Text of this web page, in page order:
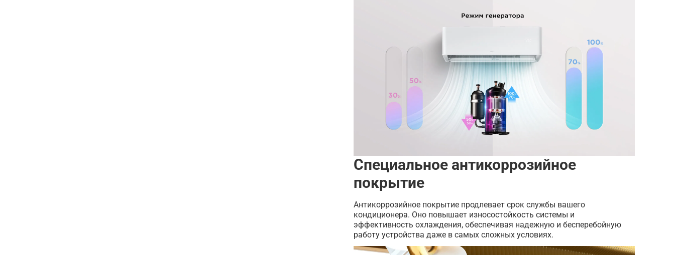
Специальное антикоррозийное
покрытие
Антикоррозийное покрытие продлевает срок службы вашего
кондиционера. Оно повышает износостойкость системы и
эффективность охлаждения, обеспечивая надежную и бесперебойную
работу устройства даже в самых сложных условиях.